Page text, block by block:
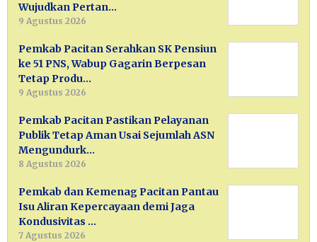
Wujudkan Pertan…
9 Agustus 2026
Pemkab Pacitan Serahkan SK Pensiun
ke 51 PNS, Wabup Gagarin Berpesan
Tetap Produ…
9 Agustus 2026
Pemkab Pacitan Pastikan Pelayanan
Publik Tetap Aman Usai Sejumlah ASN
Mengundurk…
8 Agustus 2026
Pemkab dan Kemenag Pacitan Pantau
Isu Aliran Kepercayaan demi Jaga
Kondusivitas …
7 Agustus 2026